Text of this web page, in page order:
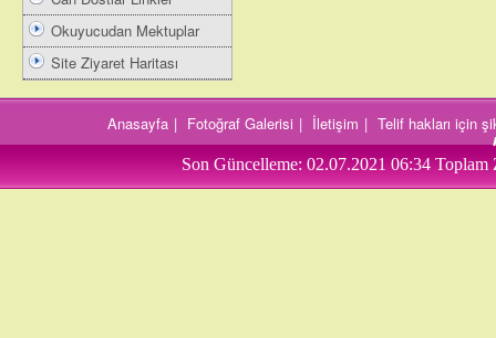
Okuyucudan Mektuplar
Site Ziyaret Haritası
Anasayfa | Fotoğraf Galerisi | İletişim | Telif hakları için
Son Güncelleme: 02.07.2021 06:34 Toplam